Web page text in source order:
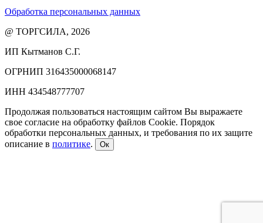
Обработка персональных данных
@ ТОРГСИЛА, 2026
ИП Кытманов С.Г.
ОГРНИП 316435000068147
ИНН 434548777707
Продолжая пользоваться настоящим сайтом Вы выражаете
свое согласие на обработку файлов Cookie. Порядок
обработки персональных данных, и требования по их защите
описание в политике. Ок